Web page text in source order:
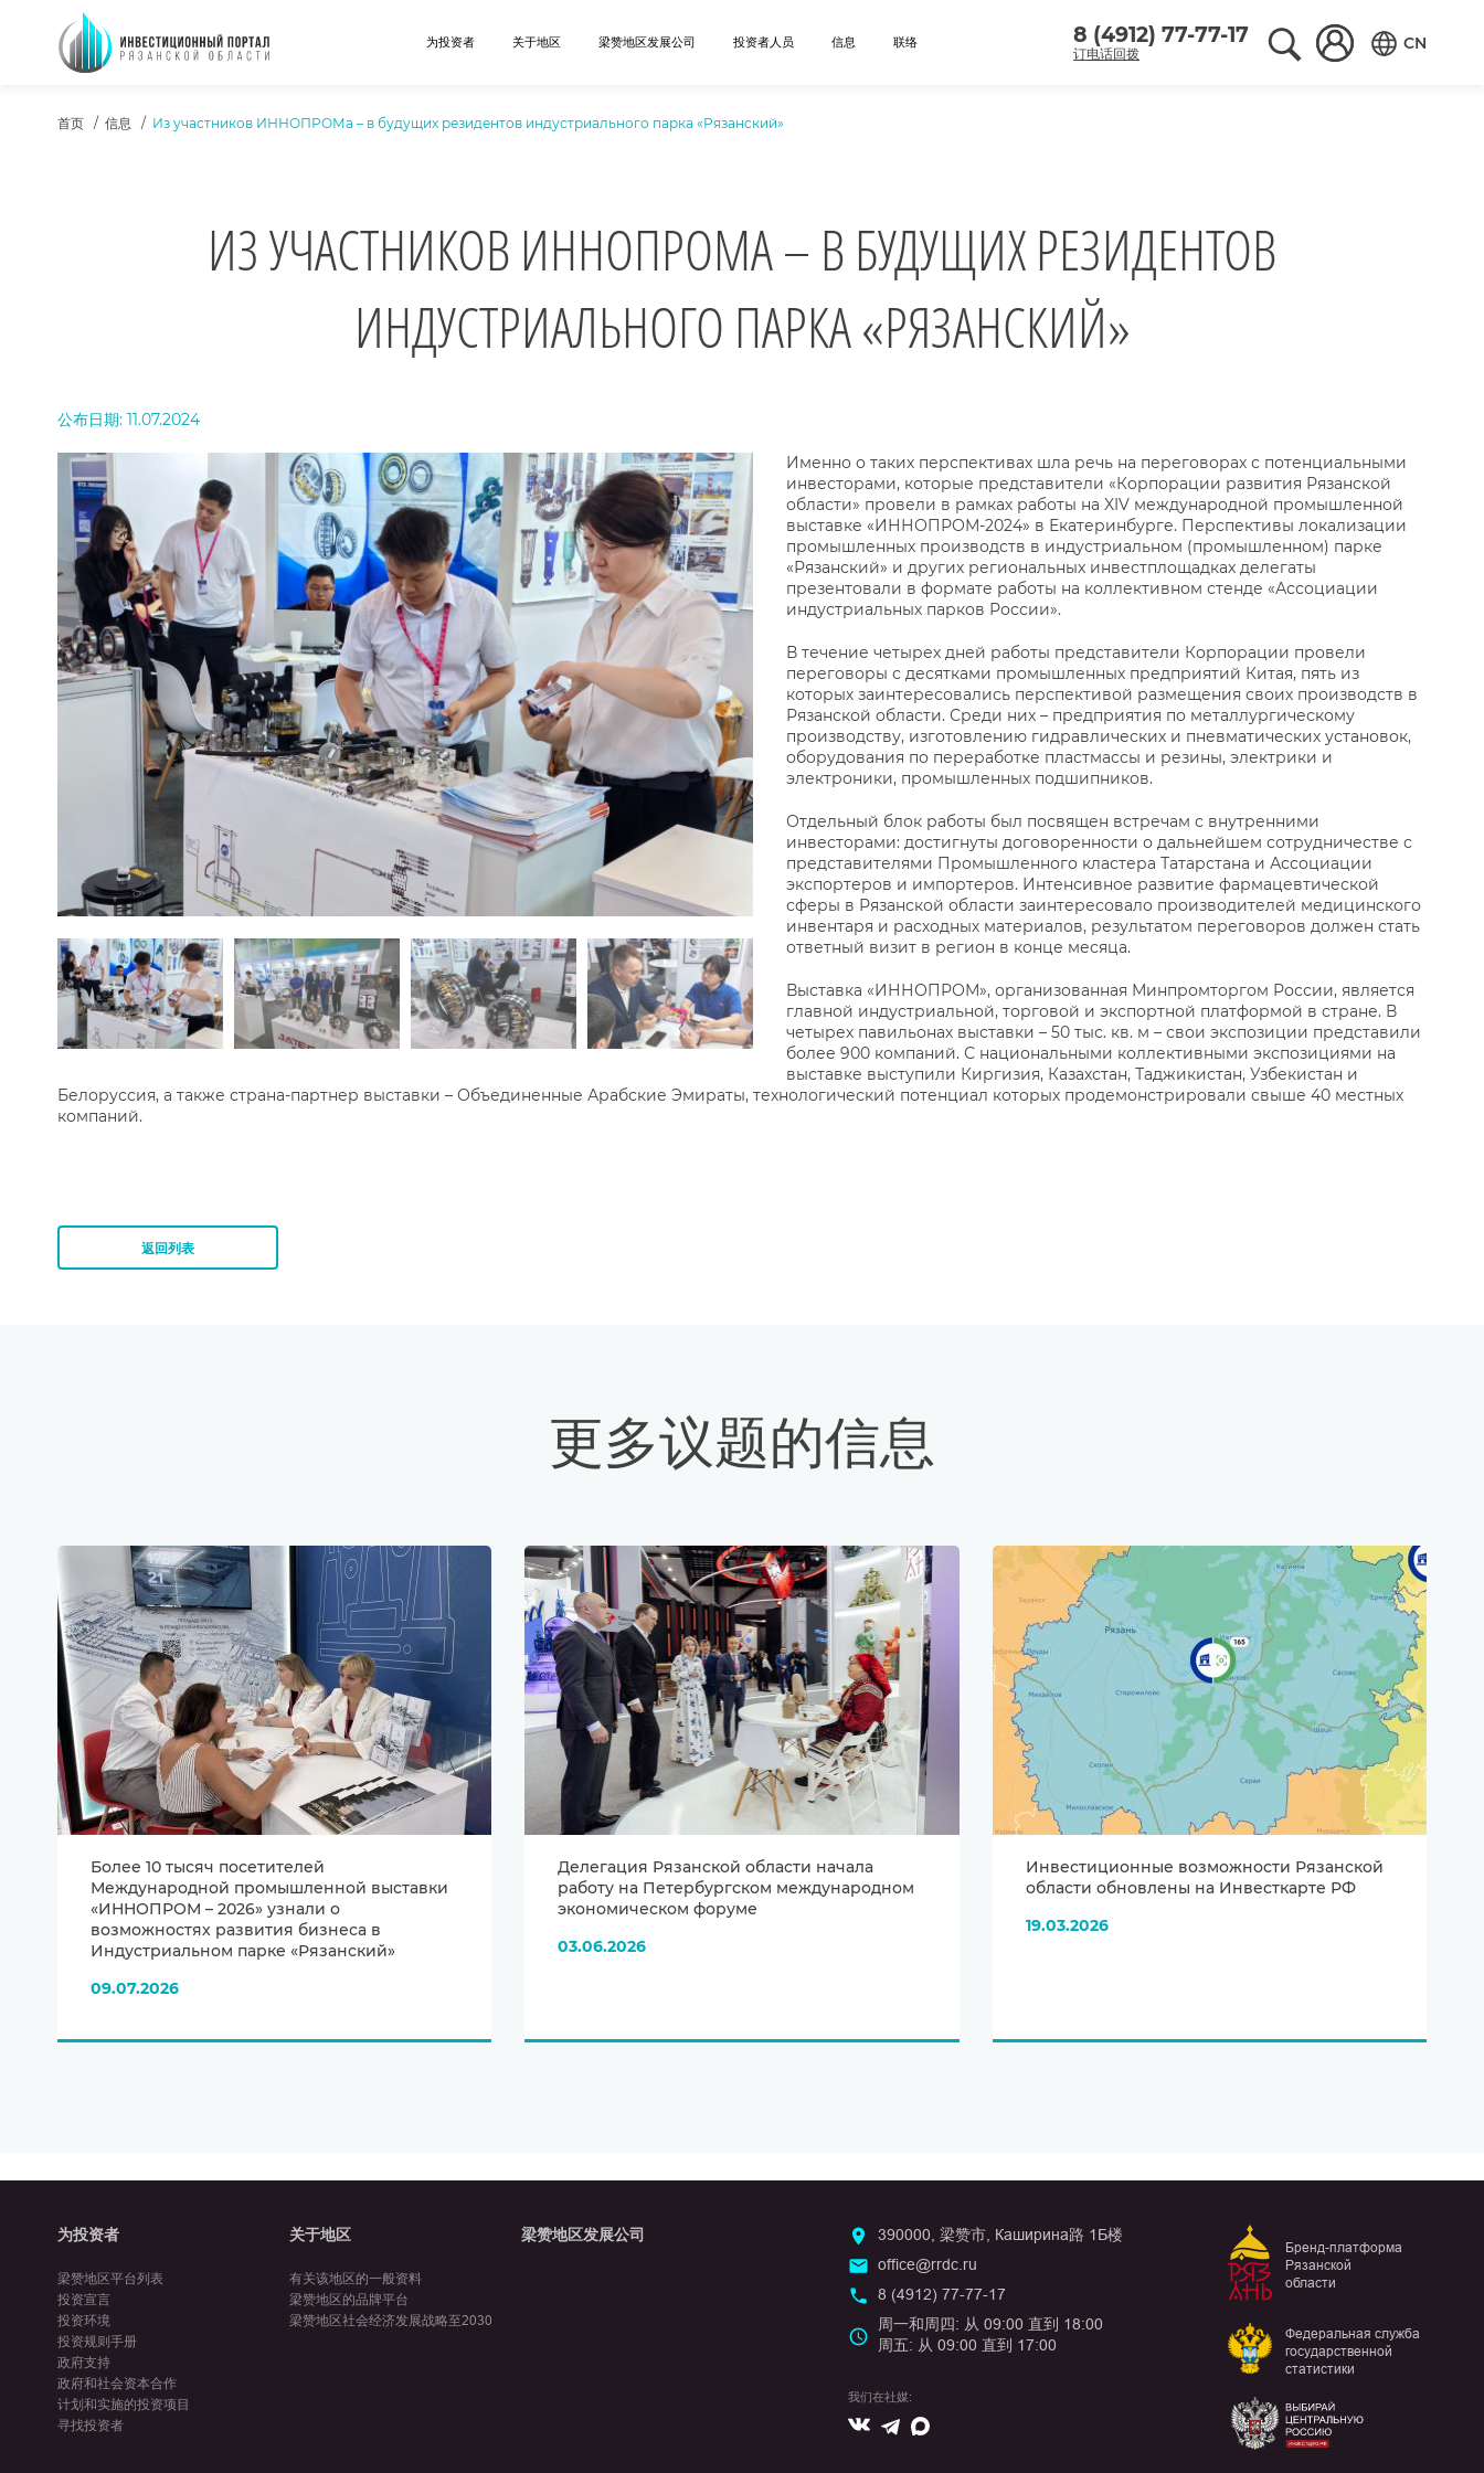
为投资者 关于地区 梁赞地区发展公司 投资者人员 信息 联络 8 (4912) 77-77-17
订电话回拨
Поиск по сайту
Вход в аккаунт
CN
ХЛЕБНЫЕ КРОШКИ
首页 信息 Из участников ИННОПРОМа – в будущих резидентов индустриального парка «Рязанский»
ИЗ УЧАСТНИКОВ ИННОПРОМА – В БУДУЩИХ РЕЗИДЕНТОВ
ИНДУСТРИАЛЬНОГО ПАРКА «РЯЗАНСКИЙ»
ТЕКСТ НОВОСТИ
公布日期: 11.07.2024
Именно о таких перспективах шла речь на переговорах с потенциальными
инвесторами, которые представители «Корпорации развития Рязанской
области» провели в рамках работы на XIV международной промышленной
выставке «ИННОПРОМ-2024» в Екатеринбурге. Перспективы локализации
промышленных производств в индустриальном (промышленном) парке
«Рязанский» и других региональных инвестплощадках делегаты
презентовали в формате работы на коллективном стенде «Ассоциации
индустриальных парков России».
В течение четырех дней работы представители Корпорации провели
переговоры с десятками промышленных предприятий Китая, пять из
которых заинтересовались перспективой размещения своих производств в
Рязанской области. Среди них – предприятия по металлургическому
производству, изготовлению гидравлических и пневматических установок,
оборудования по переработке пластмассы и резины, электрики и
электроники, промышленных подшипников.
Отдельный блок работы был посвящен встречам с внутренними
инвесторами: достигнуты договоренности о дальнейшем сотрудничестве с
представителями Промышленного кластера Татарстана и Ассоциации
экспортеров и импортеров. Интенсивное развитие фармацевтической
сферы в Рязанской области заинтересовало производителей медицинского
инвентаря и расходных материалов, результатом переговоров должен стать
ответный визит в регион в конце месяца.
Выставка «ИННОПРОМ», организованная Минпромторгом России, является
главной индустриальной, торговой и экспортной платформой в стране. В
четырех павильонах выставки – 50 тыс. кв. м – свои экспозиции представили
более 900 компаний. С национальными коллективными экспозициями на
выставке выступили Киргизия, Казахстан, Таджикистан, Узбекистан и
Белоруссия, а также страна-партнер выставки – Объединенные Арабские Эмираты, технологический потенциал которых продемонстрировали свыше 40 местных
компаний.
返回列表
更多议题的信息
Более 10 тысяч посетителей
Международной промышленной выставки
«ИННОПРОМ – 2026» узнали о
возможностях развития бизнеса в
Индустриальном парке «Рязанский»
09.07.2026
Делегация Рязанской области начала
работу на Петербургском международном
экономическом форуме
03.06.2026
Инвестиционные возможности Рязанской
области обновлены на Инвесткарте РФ
19.03.2026
为投资者
梁赞地区平台列表
投资宣言
投资环境
投资规则手册
政府支持
政府和社会资本合作
计划和实施的投资项目
寻找投资者
关于地区
有关该地区的一般资料
梁赞地区的品牌平台
梁赞地区社会经济发展战略至2030
梁赞地区发展公司
390000, 梁赞市, Каширина路 1Б楼
office@rrdc.ru
8 (4912) 77-77-17
周一和周四: 从 09:00 直到 18:00
周五: 从 09:00 直到 17:00
我们在社媒:
Вконтакте
Telegram
Max
Бренд-платформа
Рязанской
области
Федеральная служба
государственной
статистики